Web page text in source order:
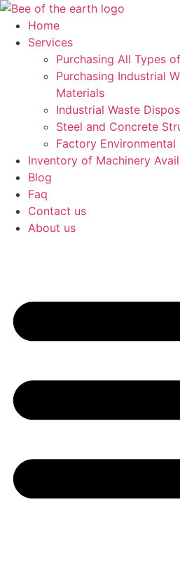
Skip
content
Home
Services
Purchasing All Types
Purchasing Industrial
Materials
Industrial Waste
Steel and Concrete
Factory
Inventory of Machinery
Blog
Faq
Contact us
About us